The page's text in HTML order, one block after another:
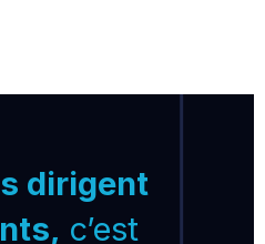
dirigent
c’est